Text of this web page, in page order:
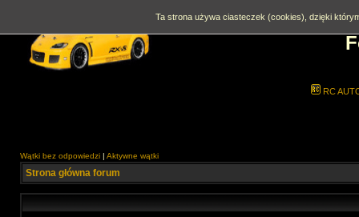
RC
Wątki bez odpowiedzi | Aktywne wątki
Strona główna forum
Ta strona używa ciasteczek (cookies), dzięki